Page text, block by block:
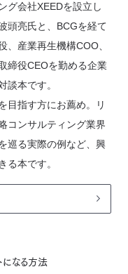
グ会社XEEDを設立し
頭亮氏と、BCGを経て
、産業再生機構COO、
締役CEOを勤める企業
談本です。
目指す方にお薦め。リ
コンサルティング業界
巡る実際の例など、興
る本です。
になる方法